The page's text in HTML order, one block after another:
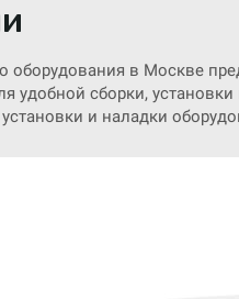
оборудования в Москве
удобной сборки,
и наладки